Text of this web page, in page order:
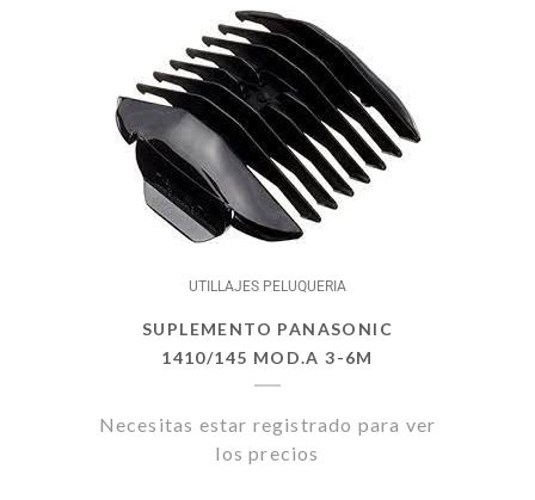
UTILLAJES PELUQUERIA
SUPLEMENTO PANASONIC
1410/145 MOD.A 3-6M
Necesitas estar registrado para ver
los precios